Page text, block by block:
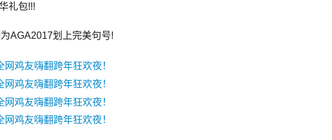
礼包!!!
AGA2017划上完美句号!